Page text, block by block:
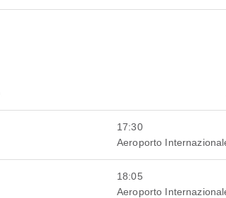
17:30
Aeroporto
18:05
Aeroporto